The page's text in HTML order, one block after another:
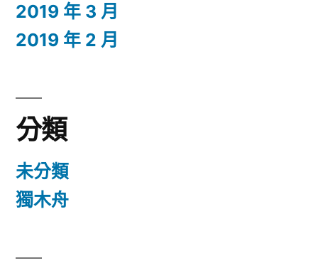
2019 年 3 月
2019 年 2 月
分類
未分類
獨木舟